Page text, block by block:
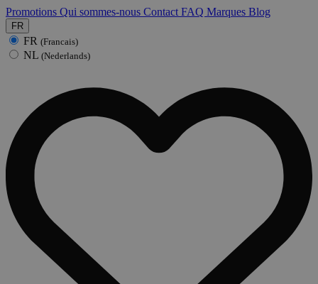
Promotions Qui sommes-nous Contact FAQ Marques Blog
FR
FR (Francais)
NL (Nederlands)